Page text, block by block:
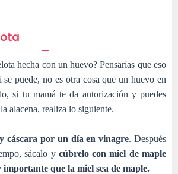
hecha con un huevo? Pensarías que eso
puede, no es otra cosa que un huevo en
si tu mamá te da autorización y puedes
alacena, realiza lo siguiente.
cáscara por un día en vinagre. Después
sácalo y cúbrelo con miel de maple
que la miel sea de maple.